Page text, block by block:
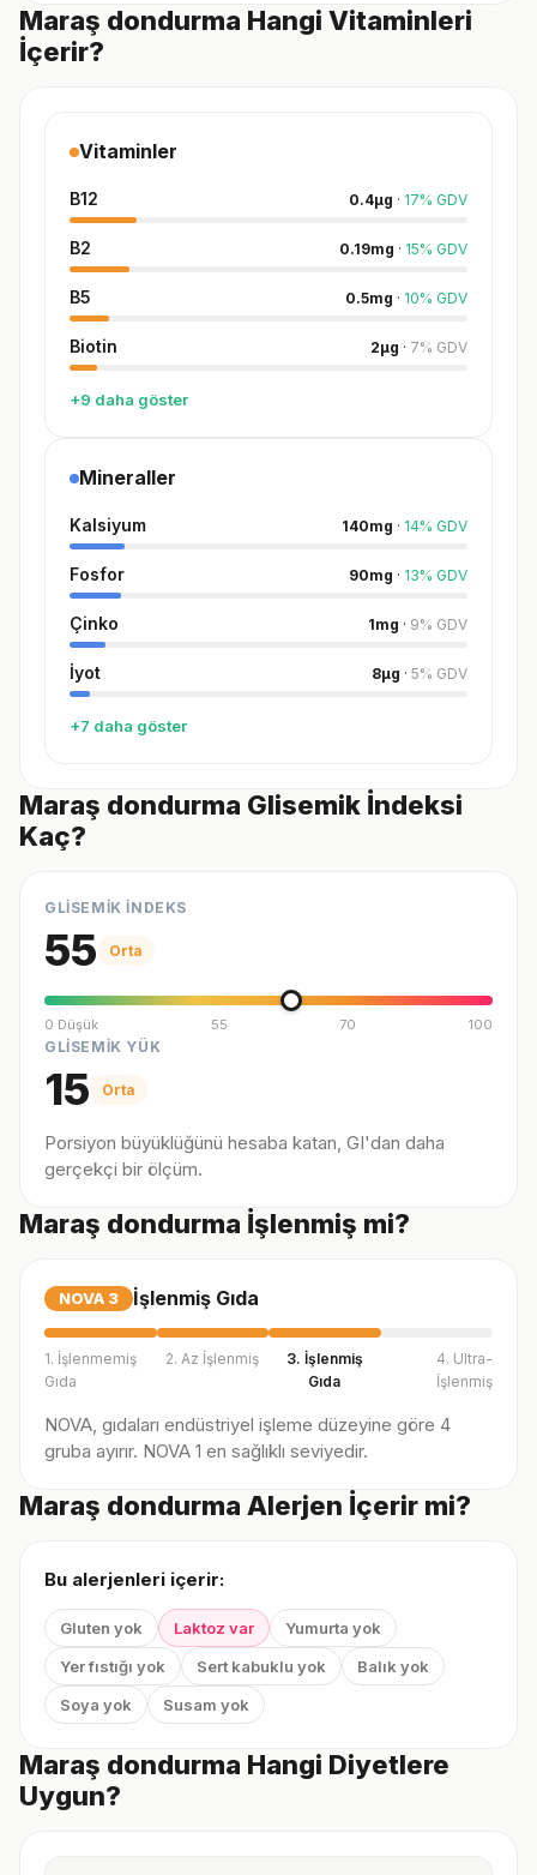
Maraş dondurma Hangi Vitaminleri
İçerir?
Vitaminler
B12 0.4µg · 17% GDV
B2 0.19mg · 15% GDV
B5 0.5mg · 10% GDV
Biotin 2µg · 7% GDV
+9 daha göster
Mineraller
Kalsiyum 140mg · 14% GDV
Fosfor 90mg · 13% GDV
Çinko 1mg · 9% GDV
İyot 8µg · 5% GDV
+7 daha göster
Maraş dondurma Glisemik İndeksi
Kaç?
GLİSEMİK İNDEKS
55 Orta
0 Düşük 55 70 100
GLİSEMİK YÜK
15 Orta
Porsiyon büyüklüğünü hesaba katan, GI'dan daha
gerçekçi bir ölçüm.
Maraş dondurma İşlenmiş mi?
NOVA 3 İşlenmiş Gıda
1. İşlenmemiş
Gıda
2. Az İşlenmiş
3. İşlenmiş
Gıda
4. Ultra-
İşlenmiş
NOVA, gıdaları endüstriyel işleme düzeyine göre 4
gruba ayırır. NOVA 1 en sağlıklı seviyedir.
Maraş dondurma Alerjen İçerir mi?
Bu alerjenleri içerir:
Gluten yok Laktoz var
Yumurta yok
Yer fıstığı yok
Sert kabuklu yok
Balık yok
Soya yok
Susam yok
Maraş dondurma Hangi Diyetlere
Uygun?